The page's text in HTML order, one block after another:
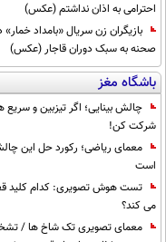
احترامی به اذان نداشتم (عکس)
بازیگران زن سریال «بامداد
صحنه به سبک دوران قاجار (عکس)
باشگاه مغز
چالش بینایی؛ اگر تیزبین و
شرکت کن!
است
تست هوش تصویری: کدام کلید
می کند؟